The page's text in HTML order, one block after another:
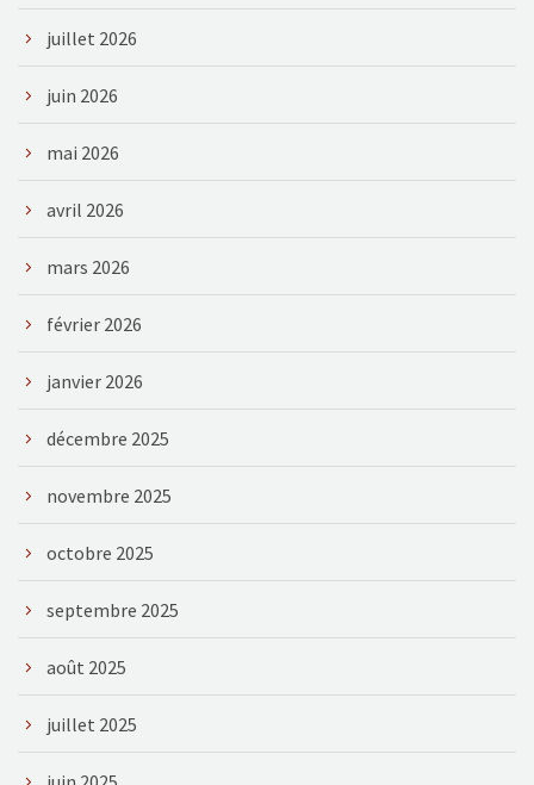
juillet 2026
juin 2026
mai 2026
avril 2026
mars 2026
février 2026
janvier 2026
décembre 2025
novembre 2025
octobre 2025
septembre 2025
août 2025
juillet 2025